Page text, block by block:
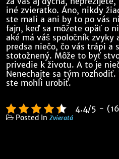
iné zvieratko. Áno, nikdy
ste mali a ani by to po vás
fajn, keď sa môžete opäť o
aké má váš spoločník
predsa niečo, čo vás trápi a
stotožnený. Môže to byť
privedie k životu. A to je
Nenechajte sa tým
ste mohli urobiť.
4.4/5 -
Posted In Zvieratá